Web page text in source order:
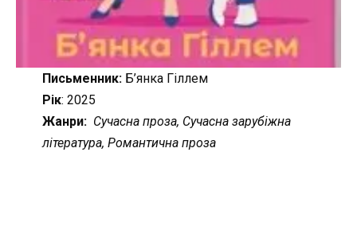
Письменник:Б’янка Гіллем
Рік: 2025
Жанри: Сучасна проза, Сучасна зарубіжна
література, Романтична проза